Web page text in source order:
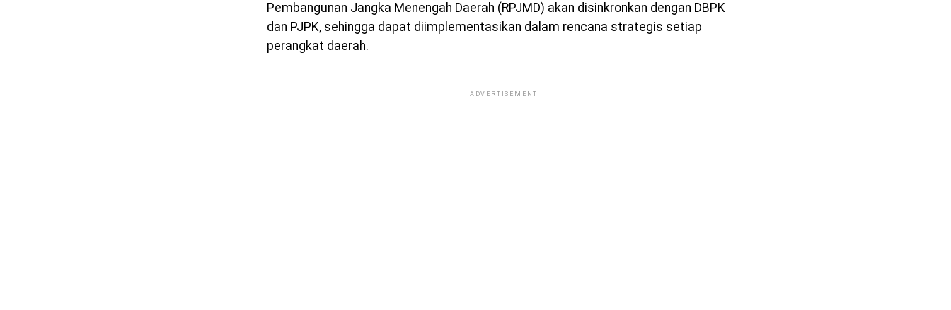
Pembangunan Jangka Menengah Daerah (RPJMD) akan disinkronkan dengan DBPK
dan PJPK, sehingga dapat diimplementasikan dalam rencana strategis setiap
perangkat daerah.
ADVERTISEMENT